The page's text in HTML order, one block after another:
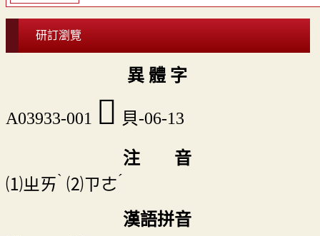
研訂瀏覽
異 體 字
A03933-001 𧵩 貝-06-13
注 音
⑴ㄓㄞˋ ⑵ㄗㄜˊ
漢語拼音